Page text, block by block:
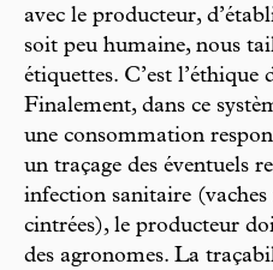
avec le producteur,
soit peu humaine, nous
étiquettes. C’est l’éthique
Finalement, dans ce
une consommation
un traçage des éventuels
infection sanitaire
cintrées), le producteur
des agronomes. La